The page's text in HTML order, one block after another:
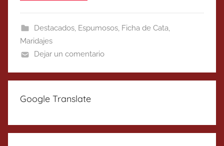
Destacados, Espumosos, Ficha de Cata,
Maridajes
Dejar un comentario
Google Translate